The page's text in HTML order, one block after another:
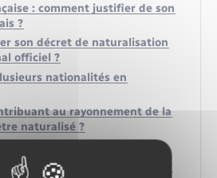
: comment justifier de son
?
son décret de naturalisation
officiel ?
nationalités en
au rayonnement de la
naturalisé ?
d'état civil et de nationalité ?